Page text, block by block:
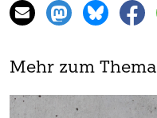
Mehr zum Thema